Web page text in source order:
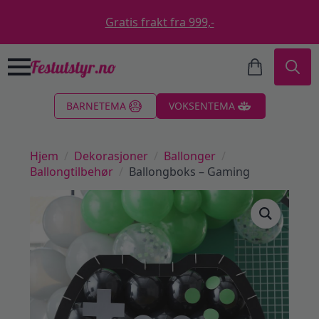
Gratis frakt fra 999,-
BARNETEMA VOKSENTEMA
Hjem Dekorasjoner
Ballonger
Ballongtilbehør
Ballongboks – Gaming